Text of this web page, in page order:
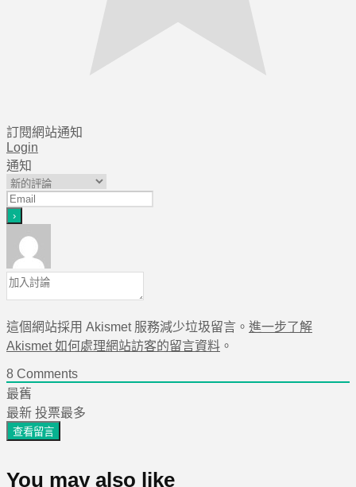
訂閱網站通知
Login
通知
這個網站採用 Akismet 服務減少垃圾留言。 進一步了解
Akismet 如何處理網站訪客的留言資料 。
8 Comments
最舊
最新 投票最多
查看留言
You may also like